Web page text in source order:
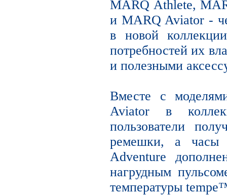
MARQ Athlete,
и MARQ Aviator -
в новой
потребностей их
и полезными
Вместе с
Aviator в
пользователи
ремешки, а
Adventure
нагрудным
температуры